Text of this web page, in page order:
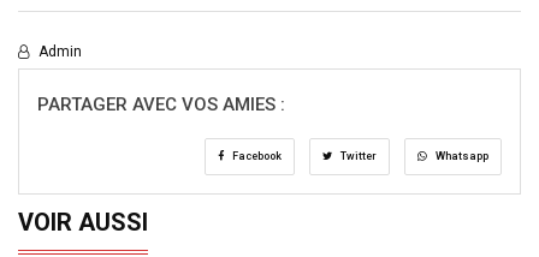
Admin
PARTAGER AVEC VOS AMIES :
Facebook Twitter Whatsapp
VOIR AUSSI